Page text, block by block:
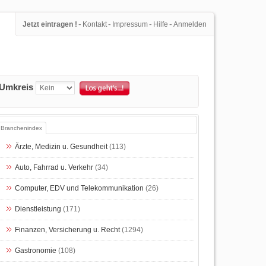
Jetzt eintragen ! - Kontakt- Impressum- Hilfe - Anmelden
Branchenindex
Ärzte, Medizin u. Gesundheit(113)
Auto, Fahrrad u. Verkehr(34)
Computer, EDV und Telekommunikation (26)
Dienstleistung (171)
Finanzen, Versicherung u. Recht(1294)
Gastronomie (108)